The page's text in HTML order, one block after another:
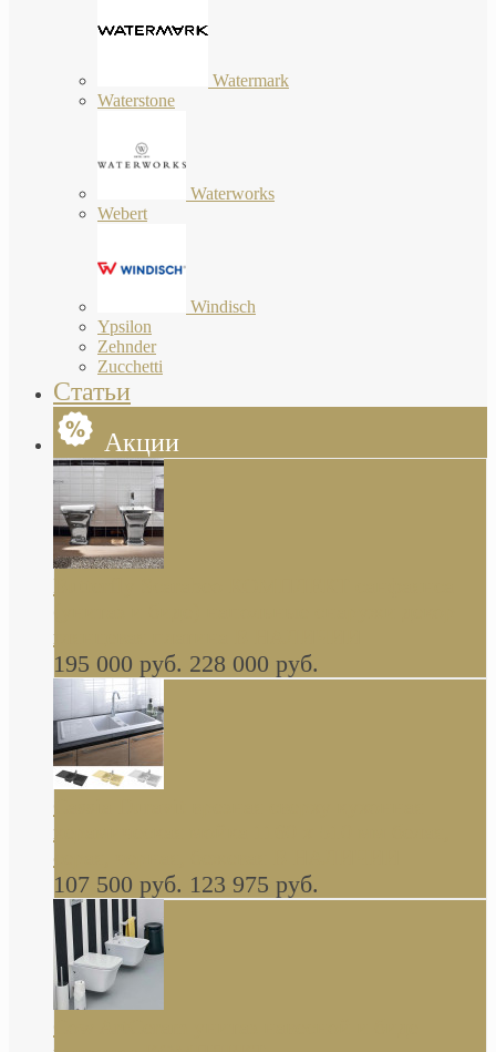
Watermark
Waterstone
Waterworks
Webert
Windisch
Ypsilon
Zehnder
Zucchetti
Статьи
Акции
Butterfly Scarabeo КОМПЛЕКТ санфаянса
глянцевая платина В НАЛИЧИИ
195 000 руб. 228 000 руб.
керамическая мойка 1160 x 510 мм белая,
серая, черная, бежевая В НАЛИЧИИ
107 500 руб. 123 975 руб.